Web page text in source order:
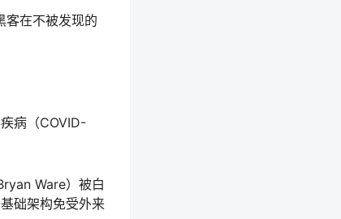
客在不被发现的
病（COVID-
Ware）被白
础架构免受外来